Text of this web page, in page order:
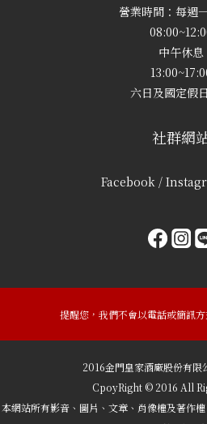
營業時間：每週
中午休息
六日及國定假
社群網
Facebook /
提醒您，我們不會以電話或簡訊
2016金門皇家酒廠股份有限
CpoyRight © 2016 All
本網站所有影音、圖片、文章、肖像權及著作